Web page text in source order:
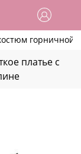
горничной
платье с